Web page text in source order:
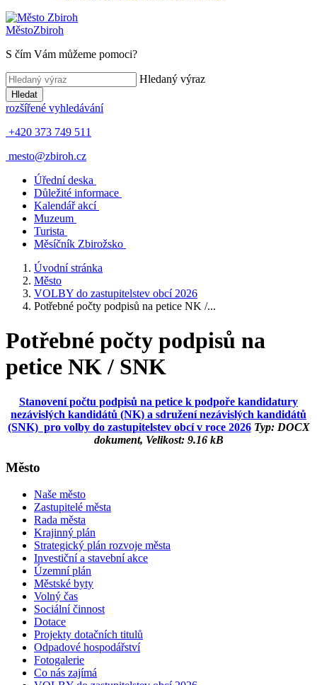
MěstoZbiroh
S čím Vám můžeme pomoci?
Hledaný výraz
Hledat
rozšířené vyhledávání
+420 373 749 511
mesto@zbiroh.cz
Úřední deska
Důležité informace
Kalendář akcí
Muzeum
Turista
Měsíčník Zbirožsko
Úvodní stránka
Město
VOLBY do zastupitelstev obcí 2026
Potřebné počty podpisů na petice NK /...
Potřebné počty podpisů na
petice NK / SNK
Stanovení počtu podpisů na petice k podpoře kandidatury
nezávislých kandidátů (NK) a sdružení nezávislých kandidátů
(SNK) pro volby do zastupitelstev obcí v roce 2026Typ: DOCX
dokument, Velikost: 9.16 kB
Město
Naše město
Zastupitelé města
Rada města
Krajinný plán
Strategický plán rozvoje města
Investiční a stavební akce
Územní plán
Městské byty
Volný čas
Sociální činnost
Dotace
Projekty dotačních titulů
Odpadové hospodářství
Fotogalerie
Co nás zajímá